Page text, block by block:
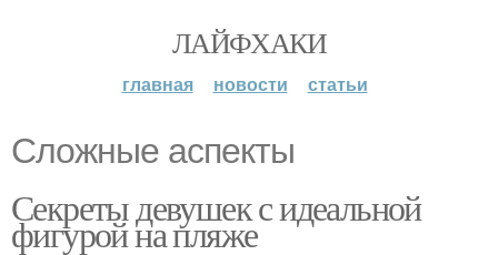
ЛАЙФХАКИ
главная новости статьи
Сложные аспекты
Секреты девушек с идеальной
фигурой на пляже